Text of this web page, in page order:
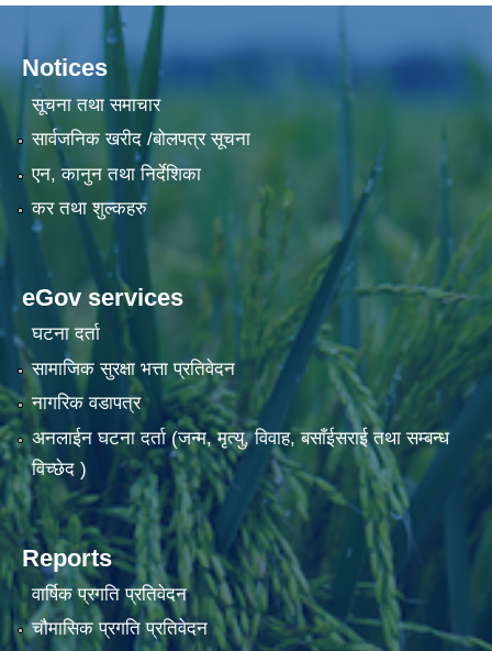
Notices
सूचना तथा समाचार
सार्वजनिक खरीद /बोलपत्र सूचना
एन, कानुन तथा निर्देशिका
कर तथा शुल्कहरु
eGov services
घटना दर्ता
सामाजिक सुरक्षा भत्ता प्रतिवेदन
नागरिक वडापत्र
अनलाईन घटना दर्ता (जन्म, मृत्यु, विवाह, बसाँईसराई तथा सम्बन्ध
विच्छेद )
Reports
वार्षिक प्रगति प्रतिवेदन
चौमासिक प्रगति प्रतिवेदन